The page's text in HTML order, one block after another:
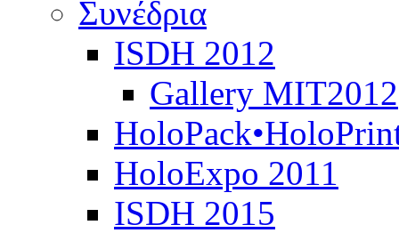
Συνέδρια
ISDH 2012
Gallery MIT2012
HoloExpo 2011
ISDH 2015